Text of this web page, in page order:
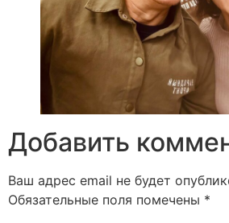
Добавить
Ваш адрес email не будет
Обязательные поля помечены *